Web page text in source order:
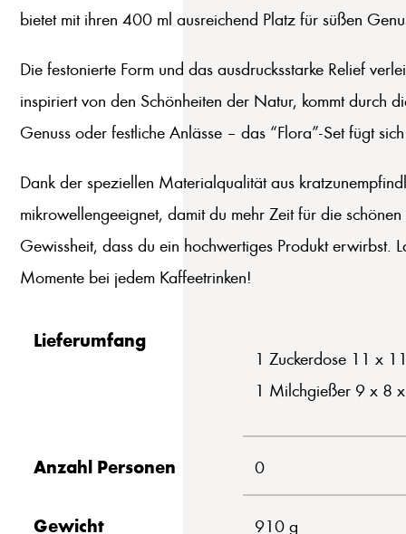
bietet mit ihren 400 ml ausreichend Platz für süßen
Die festonierte Form und das ausdrucksstarke Relief
inspiriert von den Schönheiten der Natur, kommt durch
Genuss oder festliche Anlässe – das “Flora”-Set fügt
Dank der speziellen Materialqualität aus
mikrowellengeeignet, damit du mehr Zeit für die
Gewissheit, dass du ein hochwertiges Produkt erwirbst.
Momente bei jedem Kaffeetrinken!
Lieferumfang
1 Zuckerdose 11 x
1 Milchgießer 9 x 8
Anzahl Personen 0
Gewicht 910 g